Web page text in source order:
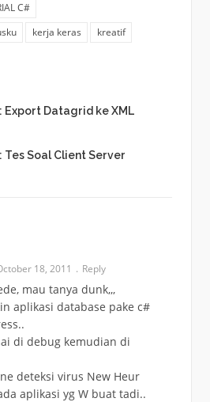
C#
kerja keras
kreatif
Export Datagrid ke XML
Tes Soal Client Server
18, 2011 Reply
mau tanya dunk,,,
aplikasi database pake c#
di debug kemudian di
deteksi virus New Heur
aplikasi yg W buat tadi..